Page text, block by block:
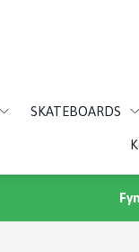
SKATEBOARDS